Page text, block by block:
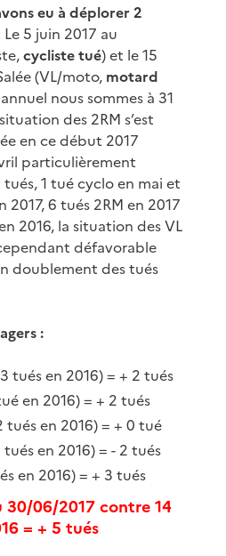
eu à déplorer 2
Le 5 juin 2017 au
cycliste tué) et le 15
(VL/moto, motard
nous sommes à 31
des 2RM s’est
en ce début 2017
particulièrement
1 tué cyclo en mai et
6 tués 2RM en 2017
2016, la situation des VL
défavorable
doublement des tués
:
tués en 2016) = + 2 tués
en 2016) = + 2 tués
tués en 2016) = + 0 tué
en 2016) = - 2 tués
en 2016) = + 3 tués
30/06/2017 contre 14
= + 5 tués